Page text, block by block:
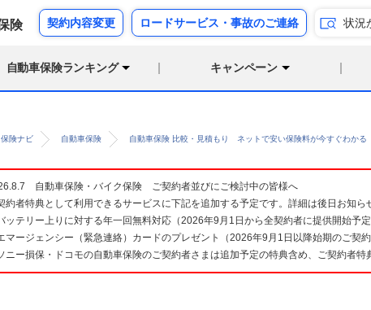
険 契約内容変更 ロードサービス・事故のご連絡 状況
自動車保険ランキング キャンペーン
険ナビ 自動車保険 自動車保険 比較・見積もり ネットで安い保険料が今すぐわかる
自動車保険・バイク保険 ご契約者並びにご検討中の皆様へ
約者特典として利用できるサービスに下記を追加する予定です。詳細は後日お知ら
ッテリー上りに対する年一回無料対応（2026年9月1日から全契約者に提供開始予定
マージェンシー（緊急連絡）カードのプレゼント（2026年9月1日以降始期のご契
ニー損保・ドコモの自動車保険のご契約者さまは追加予定の特典含め、ご契約者特